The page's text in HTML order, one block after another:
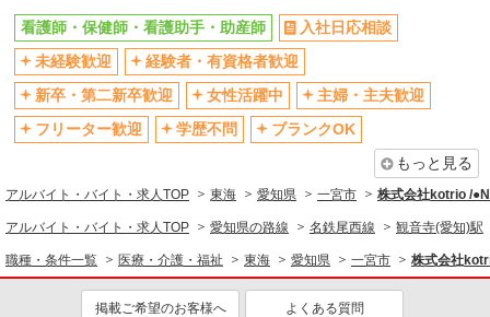
看護師・保健師・看護助手・助産師
入社日応相談
未経験歓迎
経験者・有資格者歓迎
新卒・第二新卒歓迎
女性活躍中
主婦・主夫歓迎
フリーター歓迎
学歴不問
ブランクOK
もっと見る
アルバイト・バイト・求人TOP 東海 愛知県 一宮市 株式会社kotrio /
アルバイト・バイト・求人TOP 愛知県の路線 名鉄尾西線 観音寺(愛知)駅
職種・条件一覧 医療・介護・福祉 東海 愛知県 一宮市 株式会社
掲載ご希望のお客様へ よくある質問